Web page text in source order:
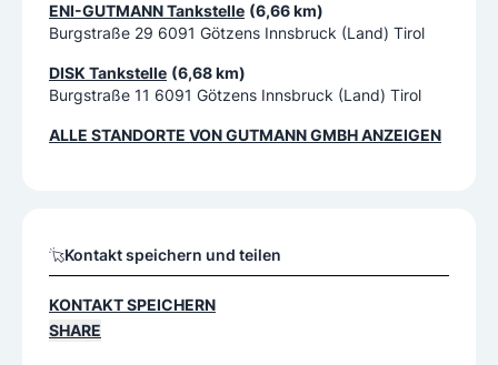
ENI-GUTMANN Tankstelle (6,66 km)
Burgstraße 29 6091 Götzens Innsbruck (Land) Tirol
DISK Tankstelle (6,68 km)
Burgstraße 11 6091 Götzens Innsbruck (Land) Tirol
ALLE STANDORTE VONGUTMANN GMBHANZEIGEN
Kontakt speichern und teilen
KONTAKT SPEICHERN
SHARE